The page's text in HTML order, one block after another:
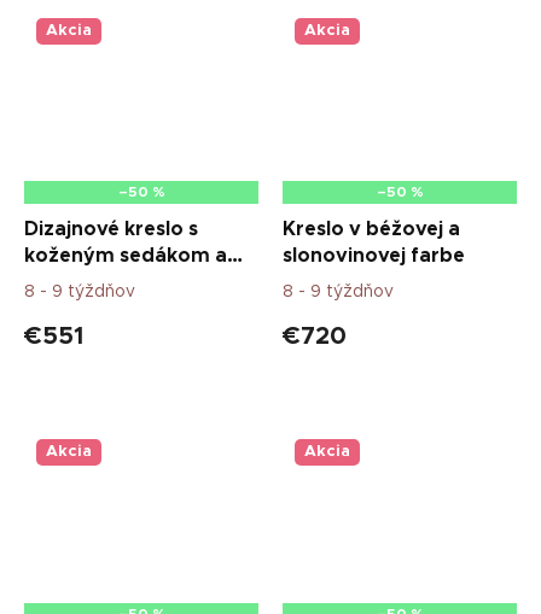
Akcia
–50 %
Dizajnové kreslo s
koženým sedákom a
kovovou konštrukciou
8 - 9 týždňov
€551
Akcia
–50 %
Kreslo v béžovej a
slonovinovej farbe
8 - 9 týždňov
€720
Akcia Akcia